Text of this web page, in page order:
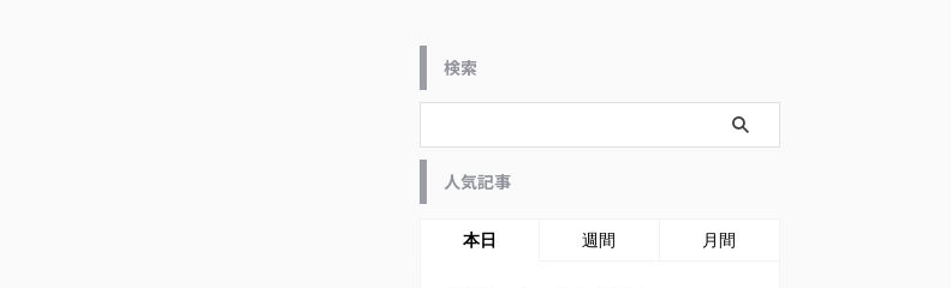
検索
人気記事
本日 週間 月間